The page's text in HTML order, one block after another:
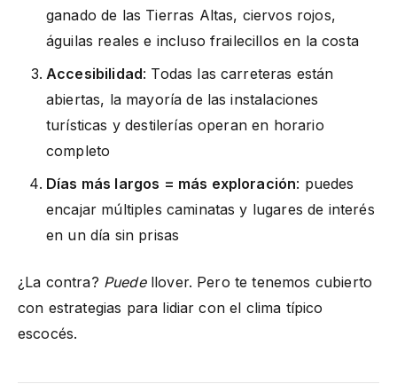
ganado de las Tierras Altas, ciervos rojos,
águilas reales e incluso frailecillos en la costa
Accesibilidad: Todas las carreteras están
abiertas, la mayoría de las instalaciones
turísticas y destilerías operan en horario
completo
Días más largos = más exploración: puedes
encajar múltiples caminatas y lugares de interés
en un día sin prisas
¿La contra? Puedellover. Pero te tenemos cubierto
con estrategias para lidiar con el clima típico
escocés.